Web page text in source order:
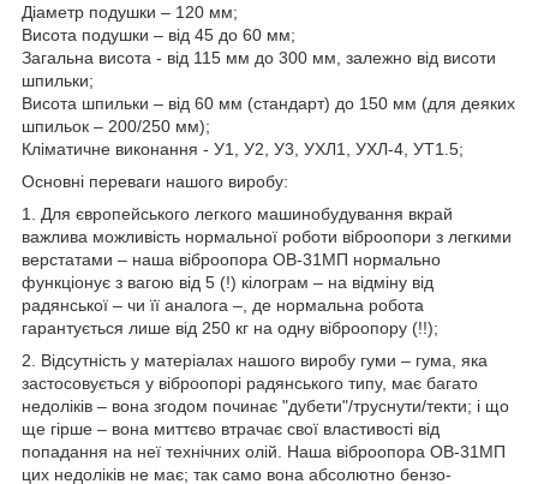
Діаметр подушки – 120 мм;
Висота подушки – від 45 до 60 мм;
Загальна висота - від 115 мм до 300 мм, залежно від висоти
шпильки;
Висота шпильки – від 60 мм (стандарт) до 150 мм (для деяких
шпильок – 200/250 мм);
Кліматичне виконання - У1, У2, У3, УХЛ1, УХЛ-4, УТ1.5;
Основні переваги нашого виробу:
1. Для європейського легкого машинобудування вкрай
важлива можливість нормальної роботи віброопори з легкими
верстатами – наша віброопора ОВ-31МП нормально
функціонує з вагою від 5 (!) кілограм – на відміну від
радянської – чи її аналога –, де нормальна робота
гарантується лише від 250 кг на одну віброопору (!!);
2. Відсутність у матеріалах нашого виробу гуми – гума, яка
застосовується у віброопорі радянського типу, має багато
недоліків – вона згодом починає "дубети"/труснути/текти; і що
ще гірше – вона миттєво втрачає свої властивості від
попадання на неї технічних олій. Наша віброопора ОВ-31МП
цих недоліків не має; так само вона абсолютно бензо-